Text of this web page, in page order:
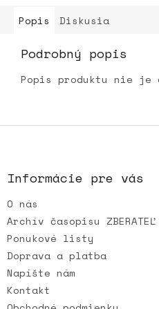
Popis Diskusia
Podrobný popis
Popis produktu nie je
Z
i
e
Informácie pre vás
O nás
Archív časopisu ZBERATEĽ
Ponukové listy
Doprava a platba
Napíšte nám
Kontakt